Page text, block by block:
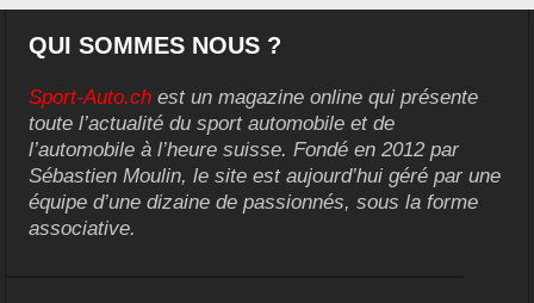
QUI SOMMES NOUS ?
Sport-Auto.ch est un magazine online qui présente
toute l’actualité du sport automobile et de
l’automobile à l’heure suisse. Fondé en 2012 par
Sébastien Moulin, le site est aujourd’hui géré par une
équipe d’une dizaine de passionnés, sous la forme
associative.